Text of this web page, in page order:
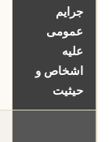
جرایم
عمومی
علیه
اشخاص و
حیثیت